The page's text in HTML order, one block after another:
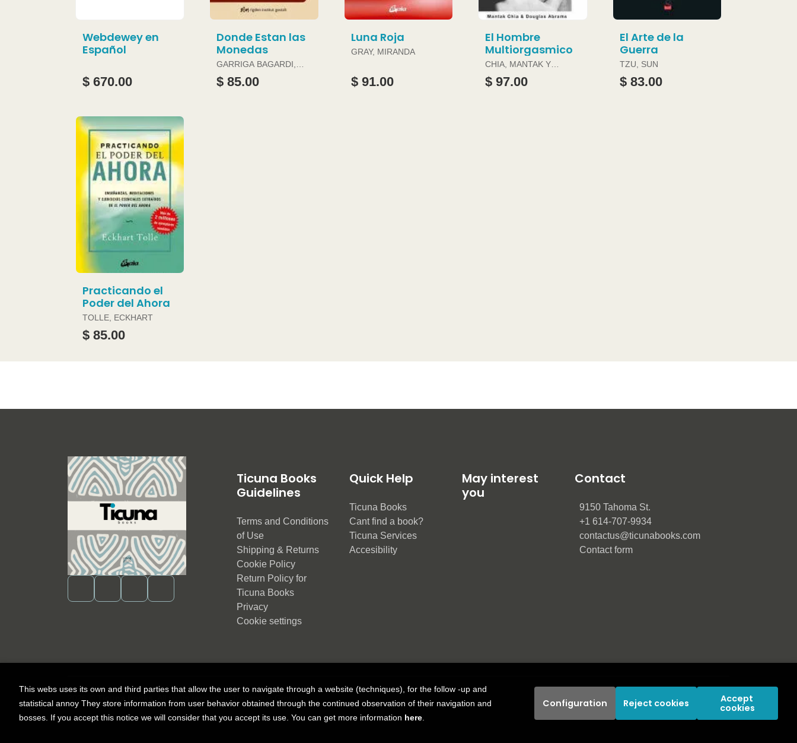
Webdewey en
Español
$ 670.00
Donde Estan las
Monedas
GARRIGA BAGARDI,
JOAN
$ 85.00
Luna Roja
GRAY, MIRANDA
$ 91.00
El Hombre
Multiorgasmico
CHIA, MANTAK Y
DOUGLAS ABRAMS
$ 97.00
El Arte de la
Guerra
TZU, SUN
$ 83.00
Practicando el
Poder del Ahora
TOLLE, ECKHART
$ 85.00
Ticuna Books
Guidelines
Terms and Conditions
of Use
Shipping & Returns
Cookie Policy
Return Policy for
Ticuna Books
Privacy
Cookie settings
Quick Help
Ticuna Books
Cant find a book?
Ticuna Services
Accesibility
May interest
you
Contact
9150 Tahoma St.
+1 614-707-9934
contactus@ticunabooks.com
Contact form
This webs uses its own and third parties that allow the user to navigate through a website (techniques), for the follow -up and
statistical annoy They store information from user behavior obtained through the continued observation of their navigation and
bosses. If you accept this notice we will consider that you accept its use. You can get more information here
Configuration Reject cookies
Accept
cookies